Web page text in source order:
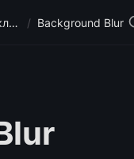
Figma: команды и клавиши / Background Blur